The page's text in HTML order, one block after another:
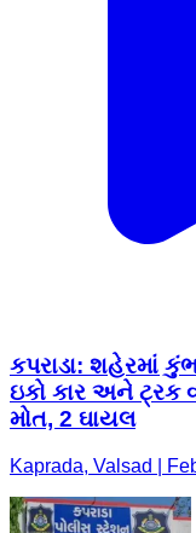
કપરાડા: શહેરમાં
ઇકો કાર અને ટ્રક
મોત, 2 ઘાયલ
Kaprada, Valsad |